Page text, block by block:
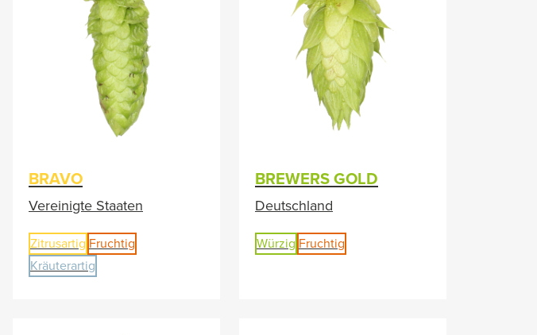
BRAVO
Vereinigte Staaten
Zitrusartig Fruchtig
Kräuterartig
BREWERS GOLD
Deutschland
Würzig Fruchtig